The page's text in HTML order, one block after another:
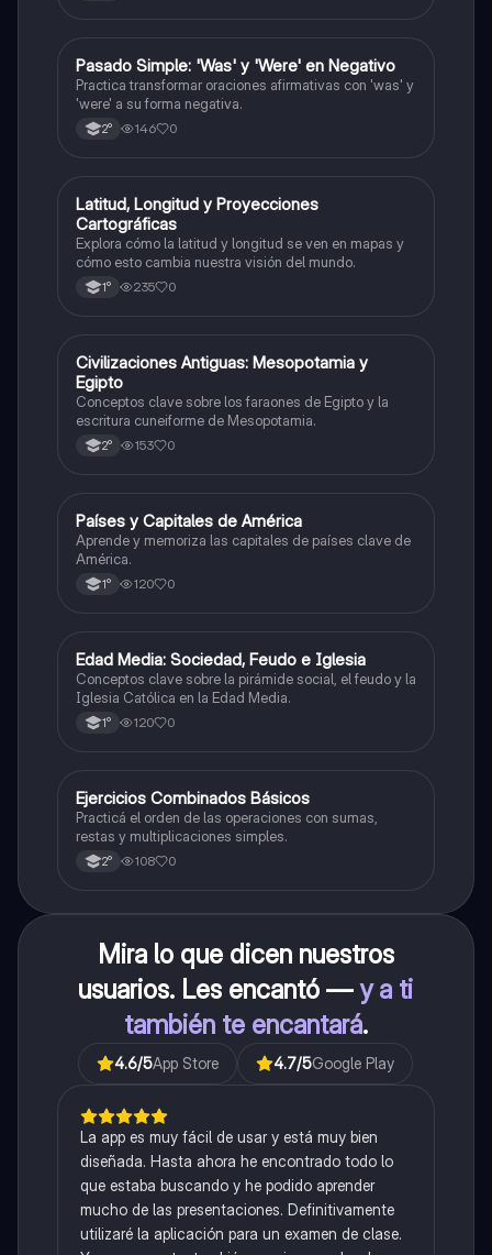
PInglés
Pasado Simple: 'Was' y 'Were' en Negativo
Practica transformar oraciones afirmativas con 'was' y
'were' a su forma negativa.
2° 146 0
LGeografía
Latitud, Longitud y Proyecciones
Cartográficas
Explora cómo la latitud y longitud se ven en mapas y
cómo esto cambia nuestra visión del mundo.
1° 235 0
CHistoria
Civilizaciones Antiguas: Mesopotamia y
Egipto
Conceptos clave sobre los faraones de Egipto y la
escritura cuneiforme de Mesopotamia.
2° 153 0
PGeografía
Países y Capitales de América
Aprende y memoriza las capitales de países clave de
América.
1° 120 0
EHistoria
Edad Media: Sociedad, Feudo e Iglesia
Conceptos clave sobre la pirámide social, el feudo y la
Iglesia Católica en la Edad Media.
1° 120 0
EMatemáticas
Ejercicios Combinados Básicos
Practicá el orden de las operaciones con sumas,
restas y multiplicaciones simples.
2° 108 0
Mira lo que dicen nuestros
usuarios. Les encantó —y a ti
también te encantará.
4.6/5App Store 4.7/5Google Play
La app es muy fácil de usar y está muy bien
diseñada. Hasta ahora he encontrado todo lo
que estaba buscando y he podido aprender
mucho de las presentaciones. Definitivamente
utilizaré la aplicación para un examen de clase.